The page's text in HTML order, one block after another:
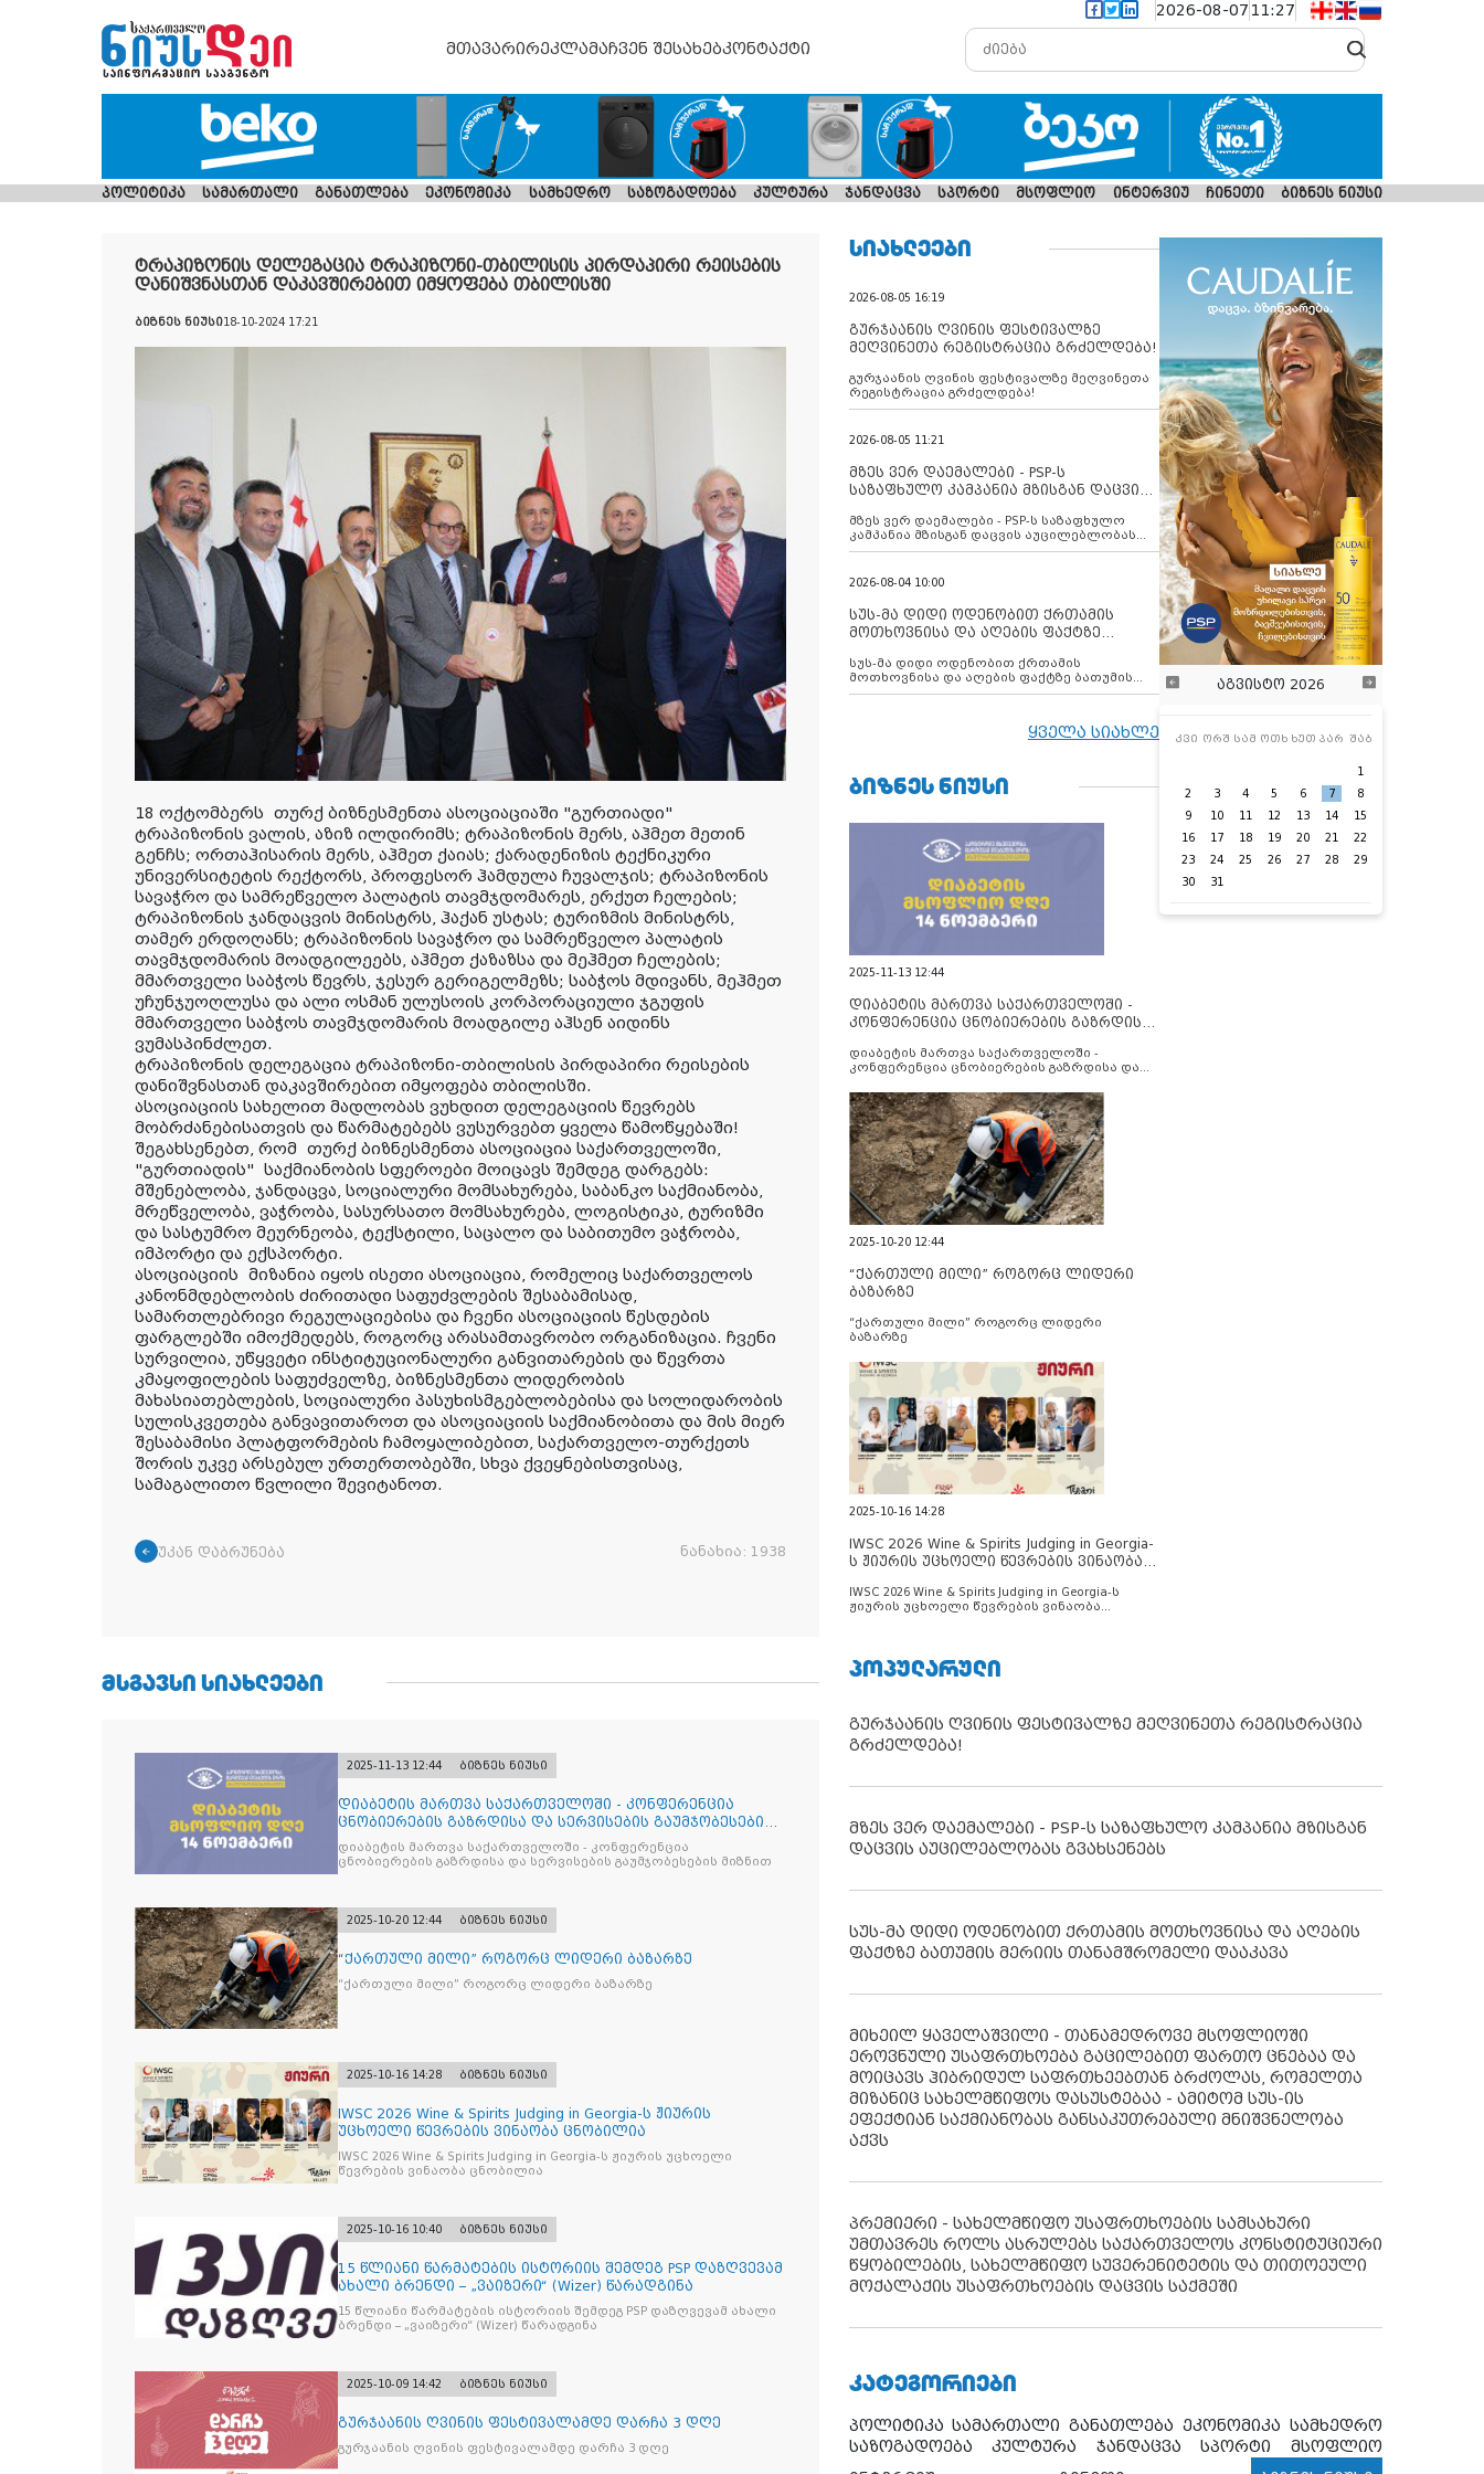
2026-08-07 11:27
მთავარირეკლამაჩვენ შესახებკონტაქტი
პოლიტიკა სამართალი განათლება ეკონომიკა სამხედრო საზოგადოება კულტურა ჯანდაცვა სპორტი მსოფლიო ინტერვიუ ჩინეთი ბიზნეს ნიუსი
ტრაპიზონის დელეგაცია ტრაპიზონი-თბილისის პირდაპირი რეისების
დანიშვნასთან დაკავშირებით იმყოფება თბილისში
ბიზნეს ნიუსი18-10-2024 17:21
18 ოქტომბერს თურქ ბიზნესმენთა ასოციაციაში "გურთიადი"
ტრაპიზონის ვალის, აზიზ ილდირიმს; ტრაპიზონის მერს, აჰმეთ მეთინ
გენჩს; ორთაჰისარის მერს, აჰმეთ ქაიას; ქარადენიზის ტექნიკური
უნივერსიტეტის რექტორს, პროფესორ ჰამდულა ჩუვალჯის; ტრაპიზონის
სავაჭრო და სამრეწველო პალატის თავმჯდომარეს, ერქუთ ჩელების;
ტრაპიზონის ჯანდაცვის მინისტრს, ჰაქან უსტას; ტურიზმის მინისტრს,
თამერ ერდოღანს; ტრაპიზონის სავაჭრო და სამრეწველო პალატის
თავმჯდომარის მოადგილეებს, აჰმეთ ქაზაზსა და მეჰმეთ ჩელების;
მმართველი საბჭოს წევრს, ჯესურ გერიგელმეზს; საბჭოს მდივანს, მეჰმეთ
უჩუნჯუოღლუსა და ალი ოსმან ულუსოის კორპორაციული ჯგუფის
მმართველი საბჭოს თავმჯდომარის მოადგილე აჰსენ აიდინს
ვუმასპინძლეთ.
ტრაპიზონის დელეგაცია ტრაპიზონი-თბილისის პირდაპირი რეისების
დანიშვნასთან დაკავშირებით იმყოფება თბილისში.
ასოციაციის სახელით მადლობას ვუხდით დელეგაციის წევრებს
მობრძანებისათვის და წარმატებებს ვუსურვებთ ყველა წამოწყებაში!
შეგახსენებთ, რომ თურქ ბიზნესმენთა ასოციაცია საქართველოში,
"გურთიადის" საქმიანობის სფეროები მოიცავს შემდეგ დარგებს:
მშენებლობა, ჯანდაცვა, სოციალური მომსახურება, საბანკო საქმიანობა,
მრეწველობა, ვაჭრობა, სასურსათო მომსახურება, ლოგისტიკა, ტურიზმი
და სასტუმრო მეურნეობა, ტექსტილი, საცალო და საბითუმო ვაჭრობა,
იმპორტი და ექსპორტი.
ასოციაციის მიზანია იყოს ისეთი ასოციაცია, რომელიც საქართველოს
კანონმდებლობის ძირითადი საფუძვლების შესაბამისად,
სამართლებრივი რეგულაციებისა და ჩვენი ასოციაციის წესდების
ფარგლებში იმოქმედებს, როგორც არასამთავრობო ორგანიზაცია. ჩვენი
სურვილია, უწყვეტი ინსტიტუციონალური განვითარების და წევრთა
კმაყოფილების საფუძველზე, ბიზნესმენთა ლიდერობის
მახასიათებლების, სოციალური პასუხისმგებლობებისა და სოლიდარობის
სულისკვეთება განვავითაროთ და ასოციაციის საქმიანობითა და მის მიერ
შესაბამისი პლატფორმების ჩამოყალიბებით, საქართველო-თურქეთს
შორის უკვე არსებულ ურთერთობებში, სხვა ქვეყნებისთვისაც,
სამაგალითო წვლილი შევიტანოთ.
უკან დაბრუნება ნანახია: 1938
ᲛᲡᲒᲐᲕᲡᲘ ᲡᲘᲐᲮᲚᲔᲔᲑᲘ
2025-11-13 12:44 ბიზნეს ნიუსი
დიაბეტის მართვა საქართველოში - კონფერენცია
ცნობიერების გაზრდისა და სერვისების გაუმჯობესების
მიზნით
დიაბეტის მართვა საქართველოში - კონფერენცია
ცნობიერების გაზრდისა და სერვისების გაუმჯობესების მიზნით
2025-10-20 12:44 ბიზნეს ნიუსი
“ქართული მილი” როგორც ლიდერი ბაზარზე
“ქართული მილი” როგორც ლიდერი ბაზარზე
2025-10-16 14:28 ბიზნეს ნიუსი
IWSC 2026 Wine & Spirits Judging in Georgia-ს ჟიურის
უცხოელი წევრების ვინაობა ცნობილია
IWSC 2026 Wine & Spirits Judging in Georgia-ს ჟიურის უცხოელი
წევრების ვინაობა ცნობილია
2025-10-16 10:40 ბიზნეს ნიუსი
15 წლიანი წარმატების ისტორიის შემდეგ PSP დაზღვევამ
ახალი ბრენდი – „ვაიზერი“ (Wizer) წარადგინა
15 წლიანი წარმატების ისტორიის შემდეგ PSP დაზღვევამ ახალი
ბრენდი – „ვაიზერი“ (Wizer) წარადგინა
2025-10-09 14:42 ბიზნეს ნიუსი
გურჯაანის ღვინის ფესტივალამდე დარჩა 3 დღე
გურჯაანის ღვინის ფესტივალამდე დარჩა 3 დღე
ᲡᲘᲐᲮᲚᲔᲔᲑᲘ
2026-08-05 16:19
გურჯაანის ღვინის ფესტივალზე
მეღვინეთა რეგისტრაცია გრძელდება!
გურჯაანის ღვინის ფესტივალზე მეღვინეთა
რეგისტრაცია გრძელდება!
2026-08-05 11:21
მზეს ვერ დაემალები - PSP-ს
საზაფხულო კამპანია მზისგან დაცვის
მზეს ვერ დაემალები - PSP-ს საზაფხულო
კამპანია მზისგან დაცვის აუცილებლობას
გვახსენებს
2026-08-04 10:00
სუს-მა დიდი ოდენობით ქრთამის
მოთხოვნისა და აღების ფაქტზე
დააკავა
სუს-მა დიდი ოდენობით ქრთამის
მოთხოვნისა და აღების ფაქტზე ბათუმის
მერიის თანამშრომელი დააკავა
ყველა სიახლე
ᲑᲘᲖᲜᲔᲡ ᲜᲘᲣᲡᲘ
2025-11-13 12:44
დიაბეტის მართვა საქართველოში -
კონფერენცია ცნობიერების გაზრდისა
დიაბეტის მართვა საქართველოში -
კონფერენცია ცნობიერების გაზრდისა და
2025-10-20 12:44
“ქართული მილი” როგორც ლიდერი
ბაზარზე
“ქართული მილი” როგორც ლიდერი
ბაზარზე
2025-10-16 14:28
IWSC 2026 Wine & Spirits Judging in Georgia-
ს ჟიურის უცხოელი წევრების ვინაობა
IWSC 2026 Wine & Spirits Judging in Georgia-ს
ჟიურის უცხოელი წევრების ვინაობა
აგვისტო 2026
კვი ორშ სამ ოთხ ხუთ პარ შაბ
1
2
3 4 5 6 7
8
9
10 11 12 13 14
15
16
17 18 19 20 21
22
23
24 25 26 27 28
29
30
31
ᲞᲝᲞᲣᲚᲐᲠᲣᲚᲘ
გურჯაანის ღვინის ფესტივალზე მეღვინეთა რეგისტრაცია
გრძელდება!
მზეს ვერ დაემალები - PSP-ს საზაფხულო კამპანია მზისგან
დაცვის აუცილებლობას გვახსენებს
სუს-მა დიდი ოდენობით ქრთამის მოთხოვნისა და აღების
ფაქტზე ბათუმის მერიის თანამშრომელი დააკავა
მიხეილ ყაველაშვილი - თანამედროვე მსოფლიოში
ეროვნული უსაფრთხოება გაცილებით ფართო ცნებაა და
მოიცავს ჰიბრიდულ საფრთხეებთან ბრძოლას, რომელთა
მიზანიც სახელმწიფოს დასუსტებაა - ამიტომ სუს-ის
ეფექტიან საქმიანობას განსაკუთრებული მნიშვნელობა
აქვს
პრემიერი - სახელმწიფო უსაფრთხოების სამსახური
უმთავრეს როლს ასრულებს საქართველოს კონსტიტუციური
წყობილების, სახელმწიფო სუვერენიტეტის და თითოეული
მოქალაქის უსაფრთხოების დაცვის საქმეში
ᲙᲐᲢᲔᲒᲝᲠᲘᲔᲑᲘ
პოლიტიკა სამართალი განათლება ეკონომიკა სამხედრო
საზოგადოება
კულტურა ჯანდაცვა სპორტი
მსოფლიო